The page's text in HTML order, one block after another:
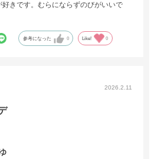
きです。むらにならずのびがいいで
参考になった 0 Like! 0
2026.2.11